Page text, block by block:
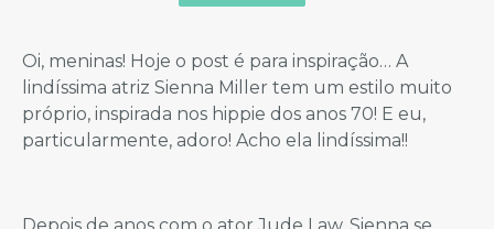
Oi, meninas! Hoje o post é para inspiração… A
lindíssima atriz Sienna Miller tem um estilo muito
próprio, inspirada nos hippie dos anos 70! E eu,
particularmente, adoro! Acho ela lindíssima!!
Depois de anos com o ator Jude Law, Sienna se